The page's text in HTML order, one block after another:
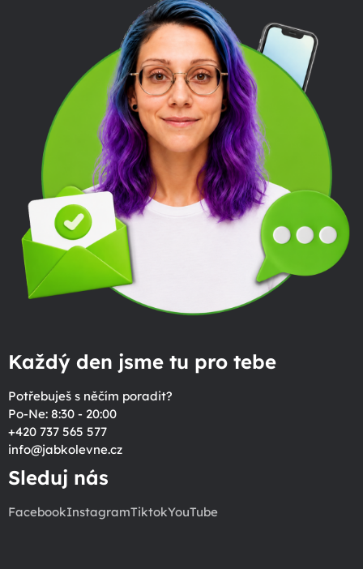
Každý den jsme tu pro tebe
Potřebuješ s něčím poradit?
Po-Ne: 8:30 - 20:00
+420 737 565 577
info@jabkolevne.cz
Sleduj nás
FacebookInstagramTiktokYouTube